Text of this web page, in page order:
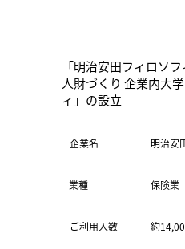
「明治安田フィロソ
人財づくり 企業内大
ィ」の設立
約
ご利用人数
保険業
業種
明治安
​企業名